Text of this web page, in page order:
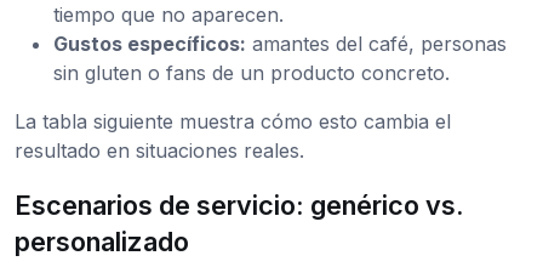
tiempo que no aparecen.
Gustos específicos: amantes del café, personas
sin gluten o fans de un producto concreto.
La tabla siguiente muestra cómo esto cambia el
resultado en situaciones reales.
Escenarios de servicio: genérico vs.
personalizado